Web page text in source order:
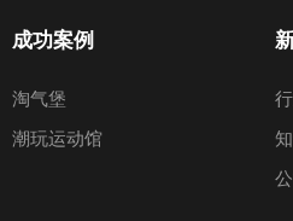
成功案例
淘气堡
潮玩运动馆